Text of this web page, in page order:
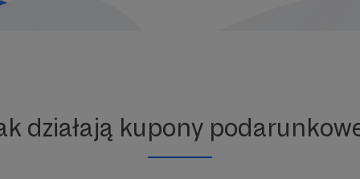
działają kupony